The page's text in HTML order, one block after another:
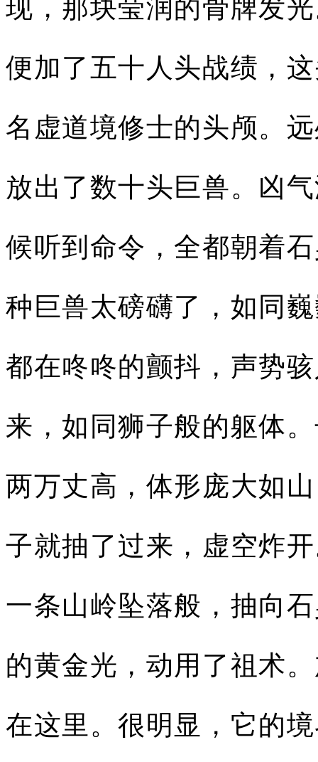
现，那块莹润的骨牌发
便加了五十人头战绩，
名虚道境修士的头颅。
放出了数十头巨兽。凶
候听到命令，全都朝着
种巨兽太磅礴了，如同
都在咚咚的颤抖，声势
来，如同狮子般的躯体
两万丈高，体形庞大如
子就抽了过来，虚空炸
一条山岭坠落般，抽向
的黄金光，动用了祖术
在这里。很明显，它的